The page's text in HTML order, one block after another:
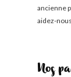
ancienne
aidez-
Nos